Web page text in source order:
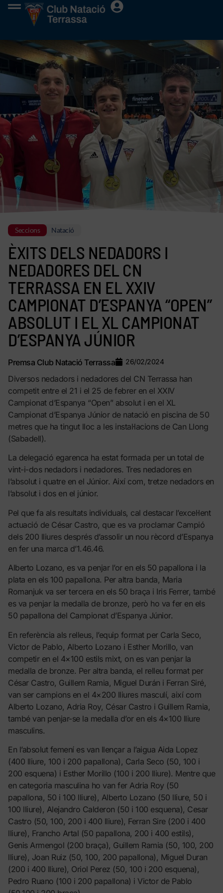
Seccions Natació
ÈXITS DELS NEDADORS I
NEDADORES DEL CN
TERRASSA EN EL XXIV
CAMPIONAT D’ESPANYA “OPEN”
ABSOLUT I EL XL CAMPIONAT
D’ESPANYA JÚNIOR
Premsa Club Natació Terrassa 26/02/2024
Diversos nedadors i nedadores del CN Terrassa han
competit entre el 21 i el 25 de febrer en el XXIV
Campionat d’Espanya “Open” absolut i en el XL
Campionat d’Espanya Júnior de natació en piscina de 50
metres que ha tingut lloc a les instal·lacions de Can Llong
(Sabadell).
La delegació egarenca ha estat formada per un total de
vint-i-dos nedadors i nedadores. Tres nedadores en
l’absolut i quatre en el Júnior. Així com, tretze nedadors en
l’absolut i dos en el júnior.
Pel que fa als resultats individuals, cal destacar l’excel·lent
actuació de César Castro, que es va proclamar Campió
dels 200 lliures després d’assolir un nou rècord d’Espanya
en fer una marca d’1.46.46.
Alberto Lozano, es va penjar l’or en els 50 papallona i la
plata en els 100 papallona. Per altra banda, Maria
Romanjuk va ser tercera en els 50 braça i Iris Ferrer, també
es va penjar la medalla de bronze, però ho va fer en els
50 papallona del Campionat d’Espanya Júnior.
En referència als relleus, l’equip format per Carla Seco,
Victor de Pablo, Alberto Lozano i Esther Morillo, van
competir en el 4×100 estils mixt, on es van penjar la
medalla de bronze. Per altra banda, el relleu format per
César Castro, Guillem Ramia, Miguel Durán i Ferran Siré,
van ser campions en el 4×200 lliures masculí, així com
Alberto Lozano, Adria Roy, César Castro i Guillem Ramia,
també van penjar-se la medalla d’or en els 4×100 lliure
masculins.
En l’absolut femení es van llençar a l’aigua Aida Lopez
(400 lliure, 100 i 200 papallona), Carla Seco (50, 100 i
200 esquena) i Esther Morillo (100 i 200 lliure). Mentre que
en categoria masculina ho van fer Adria Roy (50
papallona, 50 i 100 lliure), Alberto Lozano (50 lliure, 50 i
100 lliure), Alejandro Calderon (50 i 100 esquena), Cesar
Castro (50, 100, 200 i 400 lliure), Ferran Sire (200 i 400
lliure), Francho Artal (50 papallona, 200 i 400 estils),
Genis Armengol (200 braça), Guillem Ramia (50, 100, 200
lliure), Joan Ruiz (50, 100, 200 papallona), Miguel Duran
(200 i 400 lliure), Oriol Perez (50, 100 i 200 esquena),
Pedro Ruano (100 i 200 papallona) i Victor de Pablo